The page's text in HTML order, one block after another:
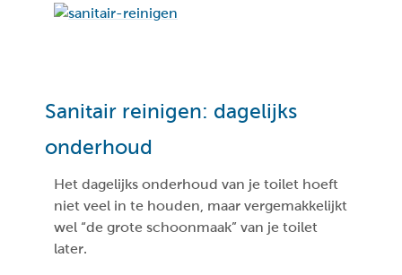
Sanitair reinigen: dagelijks
onderhoud
Het dagelijks onderhoud van je toilet hoeft
niet veel in te houden, maar vergemakkelijkt
wel “de grote schoonmaak” van je toilet
later.